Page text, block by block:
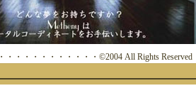
・・・・・・・・・・・・©2004 All Rights